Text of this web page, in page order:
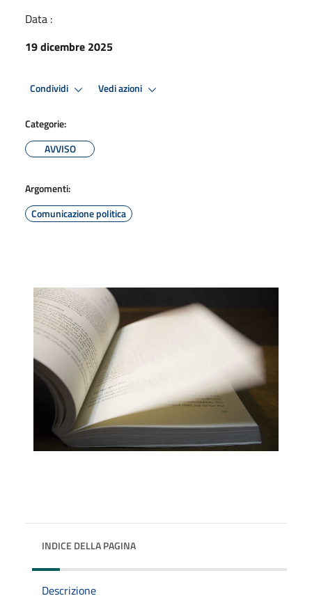
Data :
19 dicembre 2025
Condividi Vedi azioni
Categorie:
AVVISO
Argomenti:
Comunicazione politica
INDICE DELLA PAGINA
Descrizione